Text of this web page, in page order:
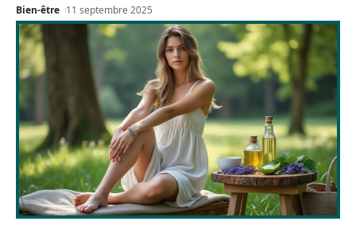
Bien-être 11 septembre 2025